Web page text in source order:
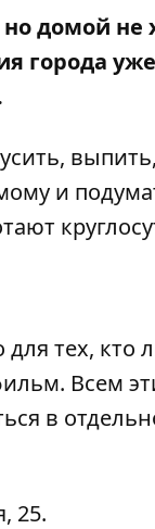
домой не
города
и
тех,
Всем
в
25.